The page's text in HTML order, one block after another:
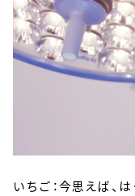
いちご：今思えば、